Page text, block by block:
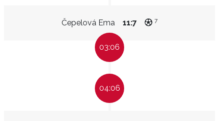
Čepelová Ema 11:7 7
03:06
04:06